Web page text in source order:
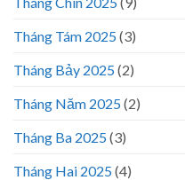
Tháng Tám 2025(3)
Tháng Bảy 2025(2)
Tháng Năm 2025(2)
Tháng Ba 2025(3)
Tháng Hai 2025(4)